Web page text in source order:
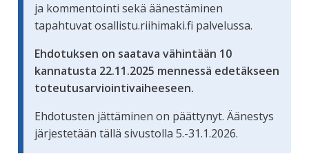
ja kommentointi sekä äänestäminen
tapahtuvat osallistu.riihimaki.fi palvelussa.
Ehdotuksen on saatava vähintään 10
kannatusta 22.11.2025 mennessä edetäkseen
toteutusarviointivaiheeseen.
Ehdotusten jättäminen on päättynyt. Äänestys
järjestetään tällä sivustolla 5.-31.1.2026.